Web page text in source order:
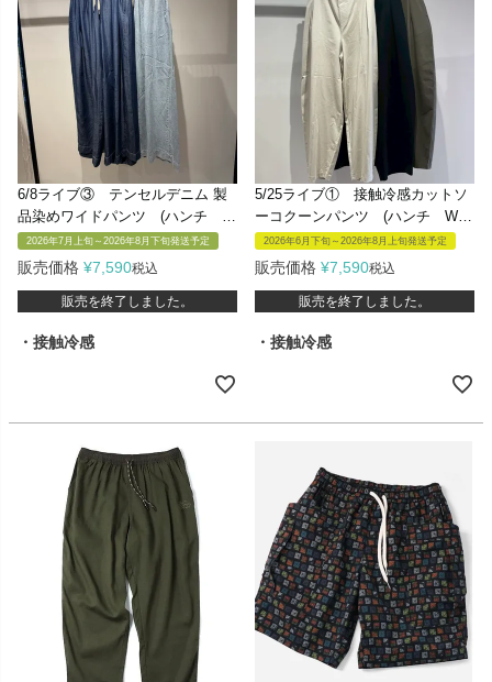
6/8ライブ③ テンセルデニム 製
品染めワイドパンツ (ハンチ W
FN5273)
2026年7月上旬～2026年8月下旬発送予定
販売価格 ¥7,590税込
販売を終了しました。
・接触冷感
5/25ライブ① 接触冷感カットソ
ーコクーンパンツ (ハンチ WF
S7157)
2026年6月下旬～2026年8月上旬発送予定
販売価格 ¥7,590税込
販売を終了しました。
・接触冷感